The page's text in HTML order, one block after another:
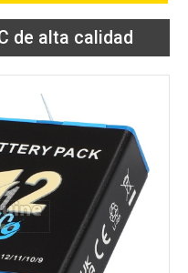
de alta calidad